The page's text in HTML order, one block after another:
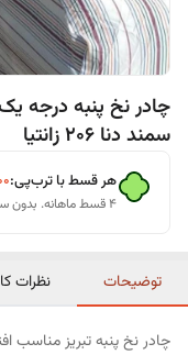
سمند دنا 206 زانتیا
هر قسط با ترب‌پی:
۴ قسط ماهانه. بدون سود، چک و ضامن.
توضیحات نظرات
چادر نخ پنبه تبریز